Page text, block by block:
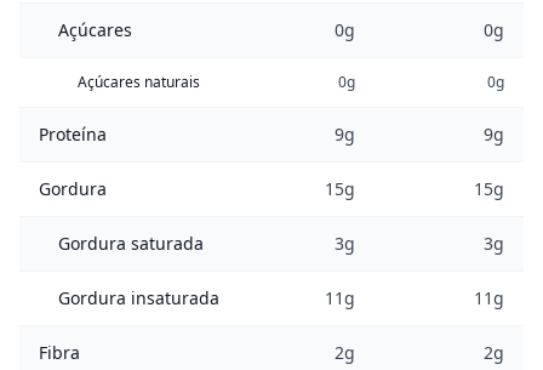
Açúcares 0g 0g
Açúcares naturais 0g 0g
Proteína 9g 9g
Gordura 15g 15g
Gordura saturada 3g 3g
Gordura insaturada 11g 11g
Fibra 2g 2g